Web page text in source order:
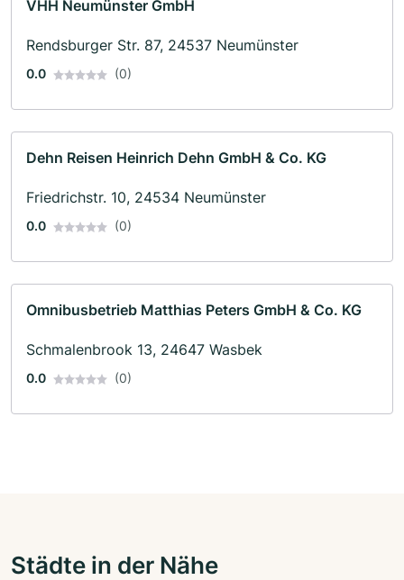
VHH Neumünster GmbH
Rendsburger Str. 87, 24537 Neumünster
0.0 (0)
Dehn Reisen Heinrich Dehn GmbH & Co. KG
Friedrichstr. 10, 24534 Neumünster
0.0 (0)
Omnibusbetrieb Matthias Peters GmbH & Co. KG
Schmalenbrook 13, 24647 Wasbek
0.0 (0)
Städte in der Nähe